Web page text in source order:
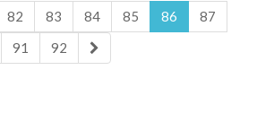
82 83 84 85 86
87
91 92